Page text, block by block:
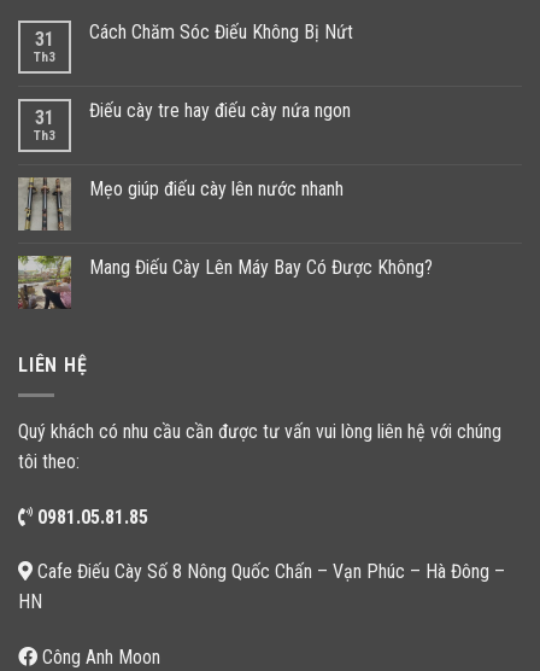
31
Th3
Cách Chăm Sóc Điếu Không Bị Nứt
31
Th3
Điếu cày tre hay điếu cày nứa ngon
Mẹo giúp điếu cày lên nước nhanh
Mang Điếu Cày Lên Máy Bay Có Được Không?
LIÊN HỆ
Quý khách có nhu cầu cần được tư vấn vui lòng liên hệ với chúng
tôi theo:
0981.05.81.85
Cafe Điếu Cày Số 8 Nông Quốc Chấn – Vạn Phúc – Hà Đông –
HN
Công Anh Moon